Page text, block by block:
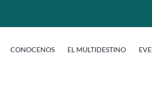
CONOCENOS EL MULTIDESTINO